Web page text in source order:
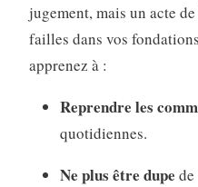
jugement, mais un acte
failles dans vos
apprenez à :
Reprendre les
quotidiennes.
Ne plus être dupe